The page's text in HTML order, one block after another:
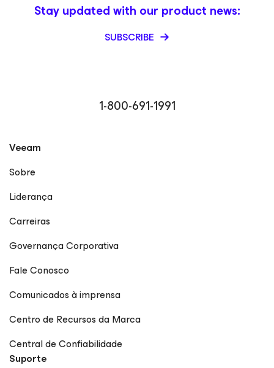
1-800-691-1991
Stay updated with our product news:
SUBSCRIBE
Veeam
Sobre
Liderança
Carreiras
Governança Corporativa
Fale Conosco
Comunicados à imprensa
Centro de Recursos da Marca
Central de Confiabilidade
Suporte